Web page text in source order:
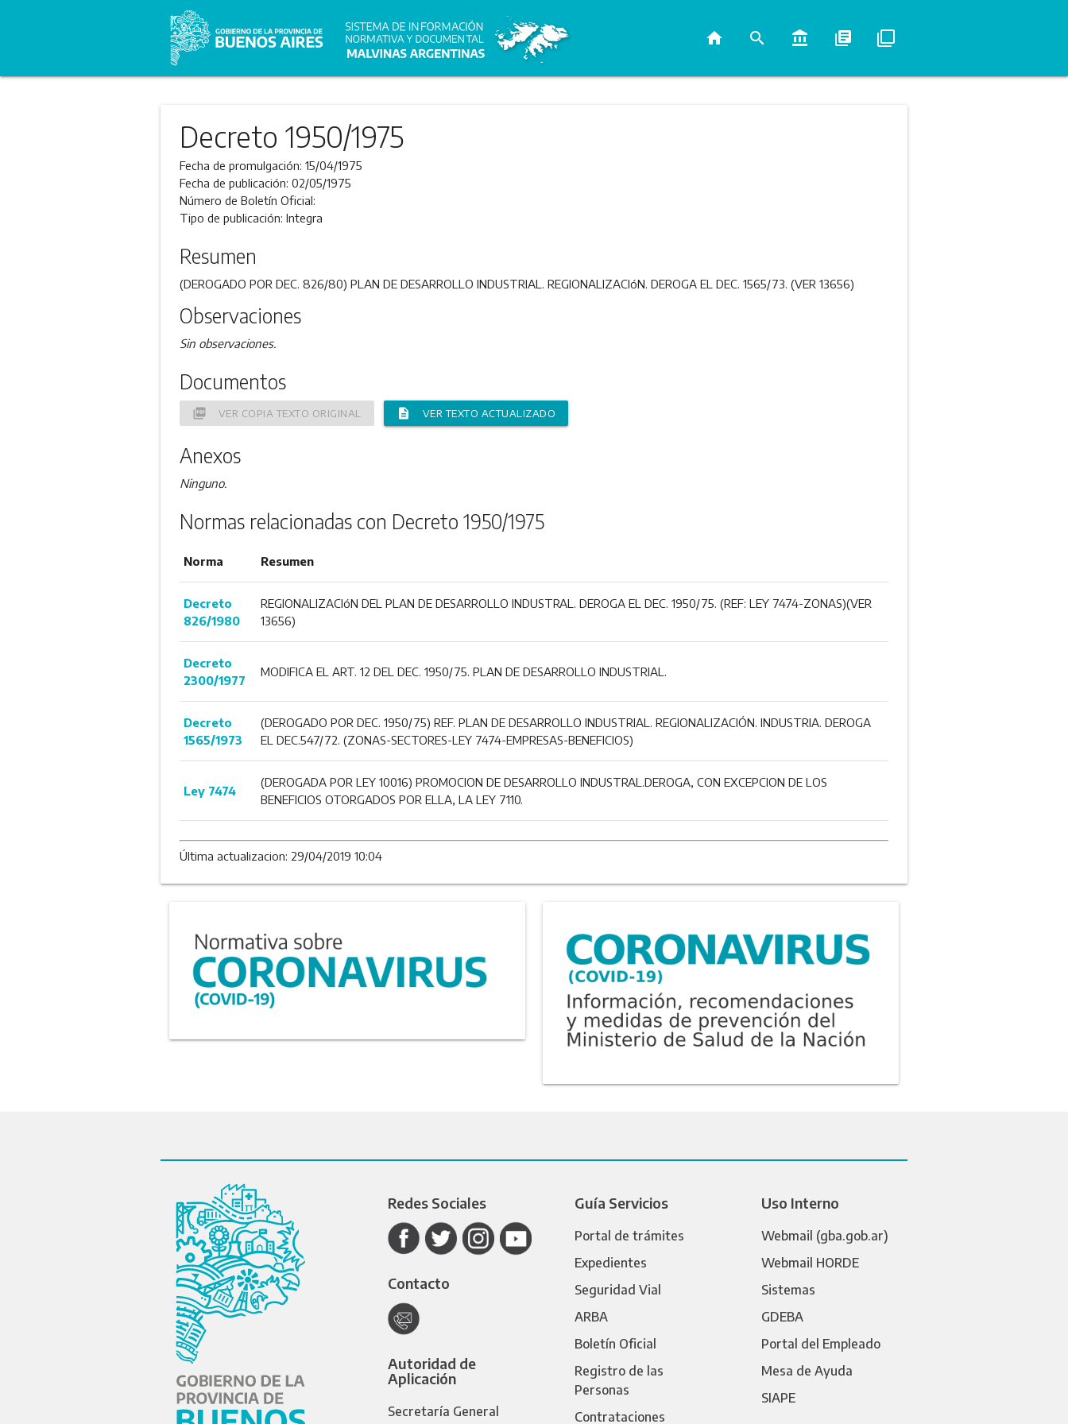
home search account_balance library_books filter_none
Decreto 1950/1975
Fecha de promulgación: 15/04/1975
Fecha de publicación: 02/05/1975
Número de Boletín Oficial:
Tipo de publicación: Integra
Resumen
(DEROGADO POR DEC. 826/80) PLAN DE DESARROLLO INDUSTRIAL. REGIONALIZACIóN. DEROGA EL DEC. 1565/73. (VER 13656)
Observaciones
Sin observaciones.
Documentos
picture_as_pdf VER COPIA TEXTO ORIGINAL description VER TEXTO ACTUALIZADO
Anexos
Ninguno.
Normas relacionadas con Decreto 1950/1975
Norma Resumen
Decreto
826/1980
REGIONALIZACIóN DEL PLAN DE DESARROLLO INDUSTRAL. DEROGA EL DEC. 1950/75. (REF: LEY 7474-ZONAS)(VER
13656)
Decreto
2300/1977
MODIFICA EL ART. 12 DEL DEC. 1950/75. PLAN DE DESARROLLO INDUSTRIAL.
Decreto
1565/1973
(DEROGADO POR DEC. 1950/75) REF. PLAN DE DESARROLLO INDUSTRIAL. REGIONALIZACIÓN. INDUSTRIA. DEROGA
EL DEC.547/72. (ZONAS-SECTORES-LEY 7474-EMPRESAS-BENEFICIOS)
Ley 7474
(DEROGADA POR LEY 10016) PROMOCION DE DESARROLLO INDUSTRAL.DEROGA, CON EXCEPCION DE LOS
BENEFICIOS OTORGADOS POR ELLA, LA LEY 7110.
Última actualizacion: 29/04/2019 10:04
Redes Sociales
Contacto
Autoridad de
Aplicación
Secretaría General
Guía Servicios
Portal de trámites
Expedientes
Seguridad Vial
ARBA
Boletín Oficial
Registro de las
Personas
Contrataciones
Uso Interno
Webmail (gba.gob.ar)
Webmail HORDE
Sistemas
GDEBA
Portal del Empleado
Mesa de Ayuda
SIAPE